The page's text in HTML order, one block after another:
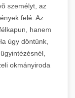
személyt, az
felé. Az
hanem
úgy döntünk,
okmányiroda